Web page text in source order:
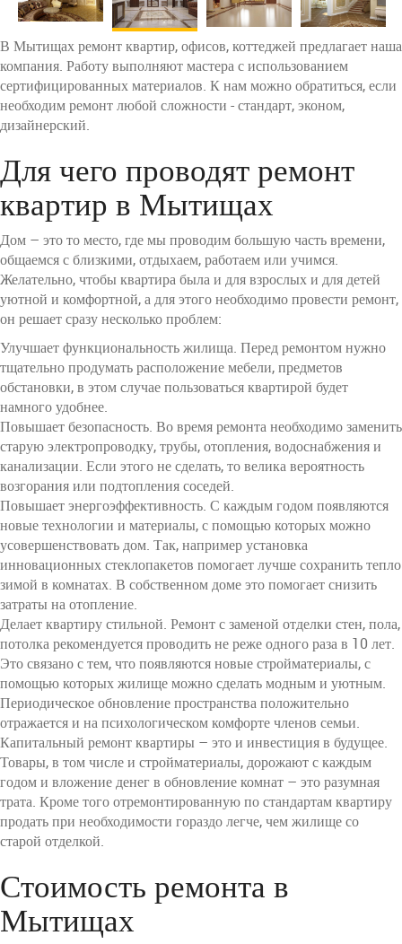
В Мытищах ремонт квартир, офисов, коттеджей предлагает наша
компания. Работу выполняют мастера с использованием
сертифицированных материалов. К нам можно обратиться, если
необходим ремонт любой сложности - стандарт, эконом,
дизайнерский.
Для чего проводят ремонт
квартир в Мытищах
Дом – это то место, где мы проводим большую часть времени,
общаемся с близкими, отдыхаем, работаем или учимся.
Желательно, чтобы квартира была и для взрослых и для детей
уютной и комфортной, а для этого необходимо провести ремонт,
он решает сразу несколько проблем:
Улучшает функциональность жилища. Перед ремонтом нужно
тщательно продумать расположение мебели, предметов
обстановки, в этом случае пользоваться квартирой будет
намного удобнее.
Повышает безопасность. Во время ремонта необходимо заменить
старую электропроводку, трубы, отопления, водоснабжения и
канализации. Если этого не сделать, то велика вероятность
возгорания или подтопления соседей.
Повышает энергоэффективность. С каждым годом появляются
новые технологии и материалы, с помощью которых можно
усовершенствовать дом. Так, например установка
инновационных стеклопакетов помогает лучше сохранить тепло
зимой в комнатах. В собственном доме это помогает снизить
затраты на отопление.
Делает квартиру стильной. Ремонт с заменой отделки стен, пола,
потолка рекомендуется проводить не реже одного раза в 10 лет.
Это связано с тем, что появляются новые стройматериалы, с
помощью которых жилище можно сделать модным и уютным.
Периодическое обновление пространства положительно
отражается и на психологическом комфорте членов семьи.
Капитальный ремонт квартиры – это и инвестиция в будущее.
Товары, в том числе и стройматериалы, дорожают с каждым
годом и вложение денег в обновление комнат – это разумная
трата. Кроме того отремонтированную по стандартам квартиру
продать при необходимости гораздо легче, чем жилище со
старой отделкой.
Стоимость ремонта в
Мытищах